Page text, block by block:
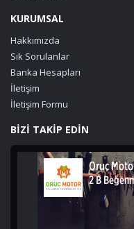
KURUMSAL
Hakkımızda
Sık Sorulanlar
Banka Hesapları
İletişim
İletişim Formu
BİZİ TAKİP EDİN